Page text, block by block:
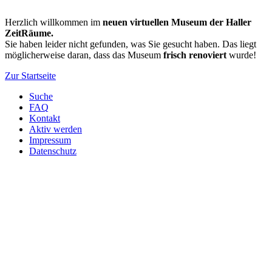
Herzlich willkommen im neuen virtuellen Museum der Haller
ZeitRäume.
Sie haben leider nicht gefunden, was Sie gesucht haben. Das liegt
möglicherweise daran, dass das Museum frisch renoviert wurde!
Zur Startseite
Suche
FAQ
Kontakt
Aktiv werden
Impressum
Datenschutz